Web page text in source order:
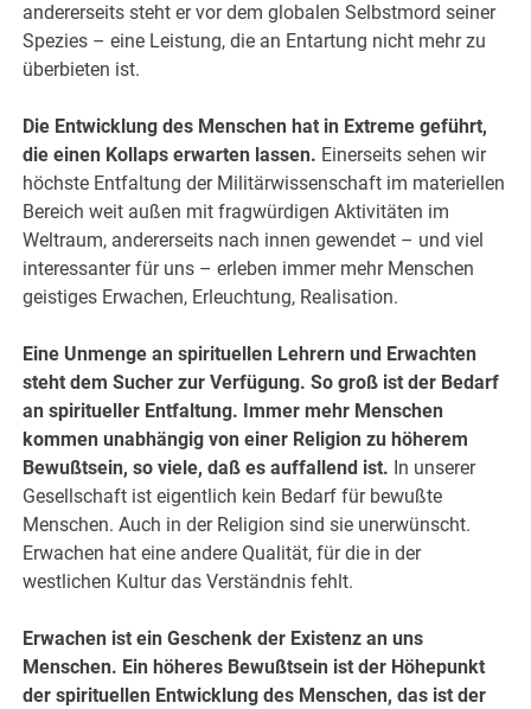
andererseits steht er vor dem globalen Selbstmord seiner
Spezies – eine Leistung, die an Entartung nicht mehr zu
überbieten ist.
Die Entwicklung des Menschen hat in Extreme geführt,
die einen Kollaps erwarten lassen. Einerseits sehen wir
höchste Entfaltung der Militärwissenschaft im materiellen
Bereich weit außen mit fragwürdigen Aktivitäten im
Weltraum, andererseits nach innen gewendet – und viel
interessanter für uns – erleben immer mehr Menschen
geistiges Erwachen, Erleuchtung, Realisation.
Eine Unmenge an spirituellen Lehrern und Erwachten
steht dem Sucher zur Verfügung. So groß ist der Bedarf
an spiritueller Entfaltung. Immer mehr Menschen
kommen unabhängig von einer Religion zu höherem
Bewußtsein, so viele, daß es auffallend ist. In unserer
Gesellschaft ist eigentlich kein Bedarf für bewußte
Menschen. Auch in der Religion sind sie unerwünscht.
Erwachen hat eine andere Qualität, für die in der
westlichen Kultur das Verständnis fehlt.
Erwachen ist ein Geschenk der Existenz an uns
Menschen. Ein höheres Bewußtsein ist der Höhepunkt
der spirituellen Entwicklung des Menschen, das ist der